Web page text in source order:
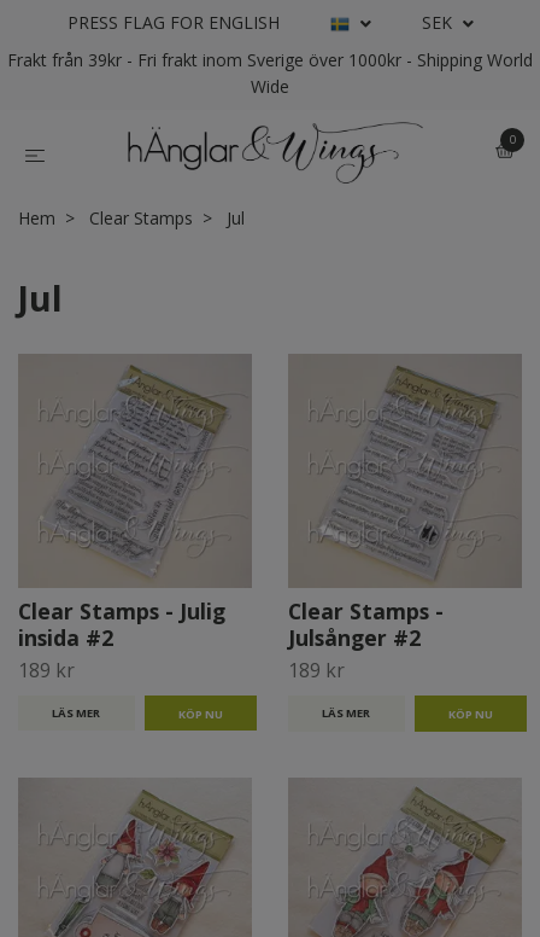
PRESS FLAG FOR ENGLISH
SEK
Frakt från 39kr - Fri frakt inom Sverige över 1000kr - Shipping World
Wide
0
Hem Clear Stamps Jul
Jul
Clear Stamps - Julig
insida #2
189 kr
LÄS MER
Clear Stamps -
Julsånger #2
189 kr
LÄS MER